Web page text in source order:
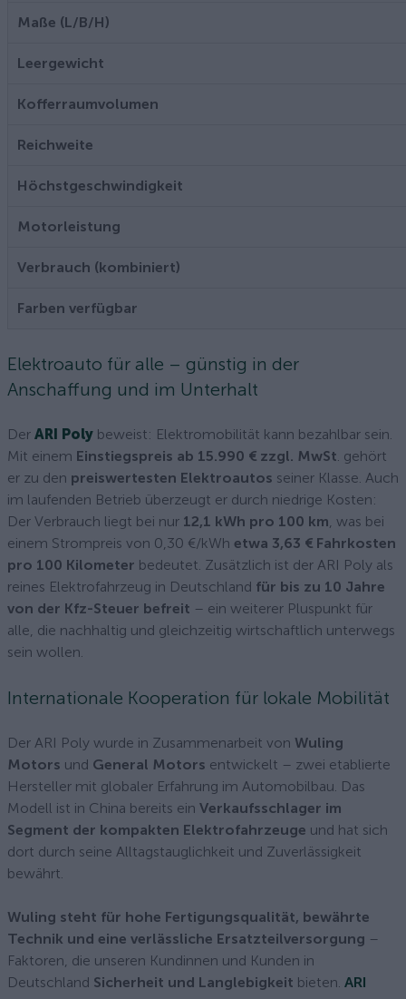
Maße (L/B/H)
Leergewicht
Kofferraumvolumen
Reichweite
Höchstgeschwindigkeit
Motorleistung
Verbrauch (kombiniert)
Farben verfügbar
Elektroauto für alle – günstig in der
Anschaffung und im Unterhalt
Der ARI Poly beweist: Elektromobilität kann bezahlbar sein.
Mit einem Einstiegspreis ab 15.990 € zzgl. MwSt. gehört
er zu den preiswertesten Elektroautos seiner Klasse. Auch
im laufenden Betrieb überzeugt er durch niedrige Kosten:
Der Verbrauch liegt bei nur 12,1 kWh pro 100 km, was bei
einem Strompreis von 0,30 €/kWh etwa 3,63 € Fahrkosten
pro 100 Kilometer bedeutet. Zusätzlich ist der ARI Poly als
reines Elektrofahrzeug in Deutschland für bis zu 10 Jahre
von der Kfz-Steuer befreit – ein weiterer Pluspunkt für
alle, die nachhaltig und gleichzeitig wirtschaftlich unterwegs
sein wollen.
Internationale Kooperation für lokale Mobilität
Der ARI Poly wurde in Zusammenarbeit von Wuling
Motors und General Motors entwickelt – zwei etablierte
Hersteller mit globaler Erfahrung im Automobilbau. Das
Modell ist in China bereits ein Verkaufsschlager im
Segment der kompakten Elektrofahrzeuge und hat sich
dort durch seine Alltagstauglichkeit und Zuverlässigkeit
bewährt.
Wuling steht für hohe Fertigungsqualität, bewährte
Technik und eine verlässliche Ersatzteilversorgung –
Faktoren, die unseren Kundinnen und Kunden in
Deutschland Sicherheit und Langlebigkeit bieten. ARI